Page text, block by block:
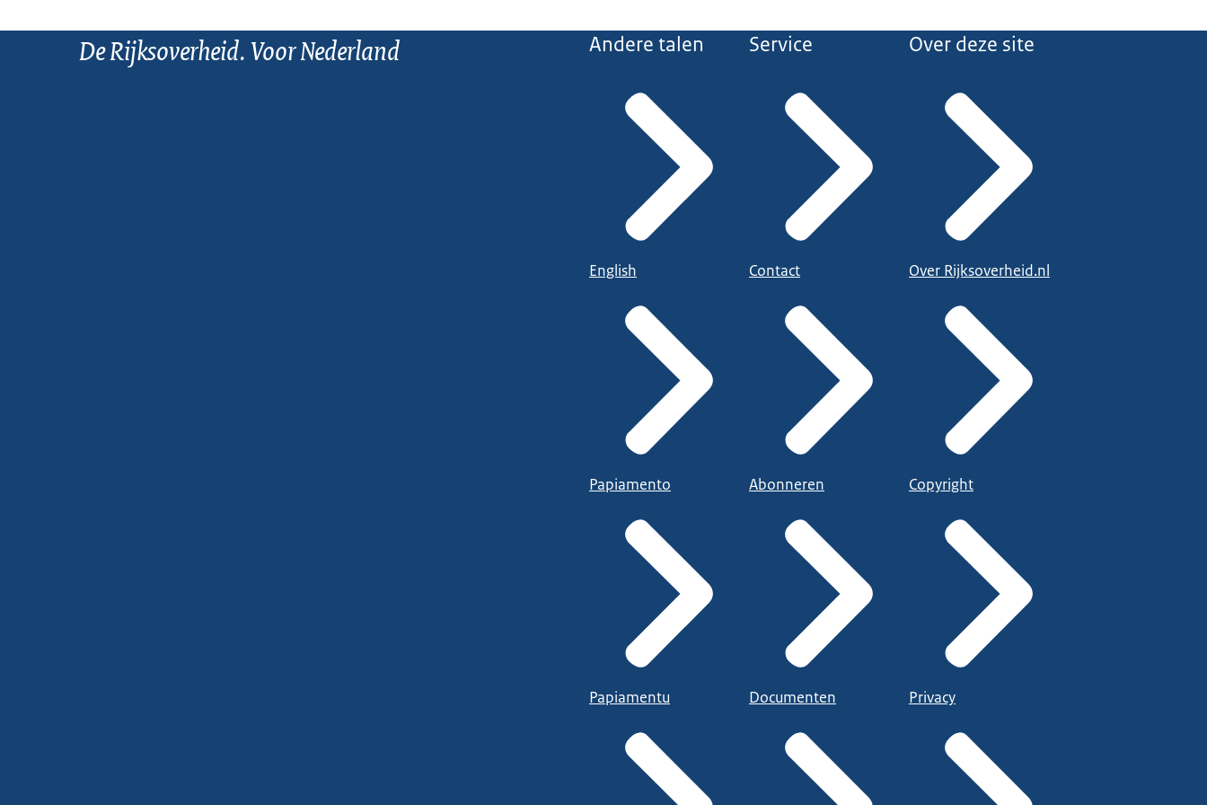
De Rijksoverheid. Voor Nederland Andere talen
English
Papiamento
Papiamentu
Service
Contact
Abonneren
Documenten
Over deze site
Over Rijksoverheid.nl
Copyright
Privacy